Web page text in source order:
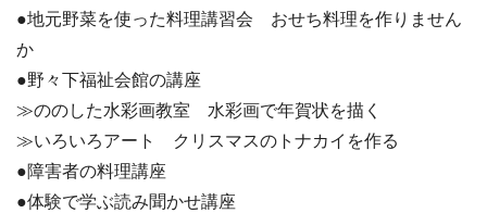
●地元野菜を使った料理講習会 おせち料理を作りません
か
●野々下福祉会館の講座
≫ののした水彩画教室 水彩画で年賀状を描く
≫いろいろアート クリスマスのトナカイを作る
●障害者の料理講座
●体験で学ぶ読み聞かせ講座